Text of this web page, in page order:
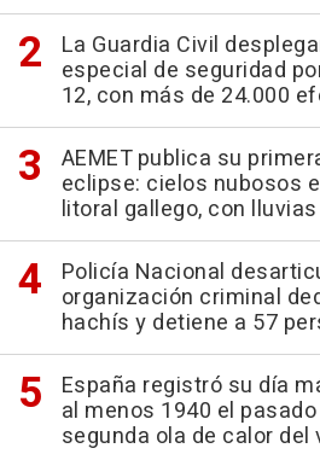
La Guardia Civil
especial de seguridad
12, con más de 24.000
AEMET publica su
eclipse: cielos nubosos
litoral gallego, con
Policía Nacional
organización criminal
hachís y detiene a 57
España registró su día
al menos 1940 el
segunda ola de calor del